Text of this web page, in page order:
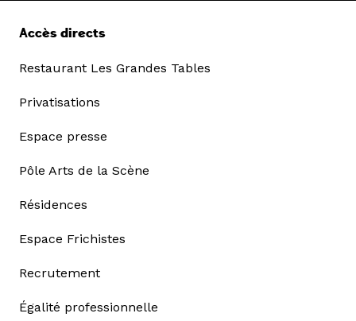
Accès directs
Restaurant Les Grandes Tables
Privatisations
Espace presse
Pôle Arts de la Scène
Résidences
Espace Frichistes
Recrutement
Égalité professionnelle